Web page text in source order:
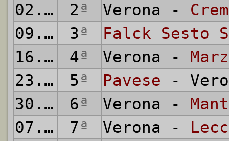
02.11.1941
2ª Verona -
09.11.1941
3ª
Falck Sesto
16.11.1941
4ª Verona -
23.11.1941
5ª Pavese -
30.11.1941
6ª Verona -
07.12.1941
7ª Verona -